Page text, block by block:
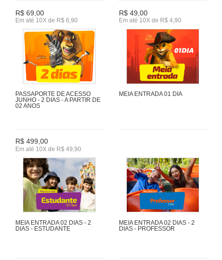
R$ 69,00
Em até 10X de R$ 6,90
R$ 49,00
Em até 10X de R$ 4,90
PASSAPORTE DE ACESSO
JUNHO - 2 DIAS - A PARTIR DE
02 ANOS
R$ 499,00
Em até 10X de R$ 49,90
MEIA ENTRADA 01 DIA
MEIA ENTRADA 02 DIAS - 2
DIAS - ESTUDANTE
MEIA ENTRADA 02 DIAS - 2
DIAS - PROFESSOR